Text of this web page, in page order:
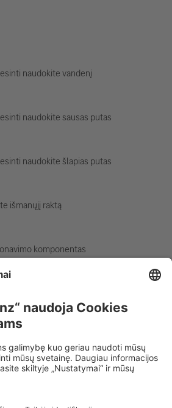
naudokite vandenį
naudokite sausas putas
naudokite šlapias putas
išmanųjį raktą
komponentas